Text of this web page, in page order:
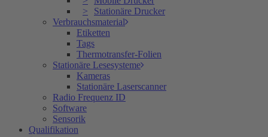
Stationäre Drucker
Verbrauchsmaterial
Etiketten
Tags
Thermotransfer-Folien
Stationäre Lesesysteme
Kameras
Stationäre Laserscanner
Radio Frequenz ID
Software
Sensorik
Qualifikation